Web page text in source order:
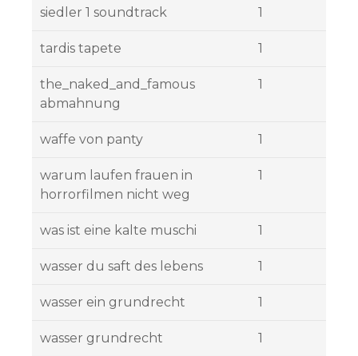
siedler 1 soundtrack 1
tardis tapete 1
the_naked_and_famous
abmahnung
1
waffe von panty 1
warum laufen frauen in
horrorfilmen nicht weg
1
was ist eine kalte muschi 1
wasser du saft des lebens 1
wasser ein grundrecht 1
wasser grundrecht 1